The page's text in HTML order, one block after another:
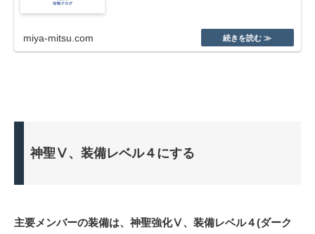
miya-mitsu.com
神聖Ⅴ、装備レベル４にする
主要メンバーの装備は、神聖強化Ⅴ、装備レベル４(ダーク